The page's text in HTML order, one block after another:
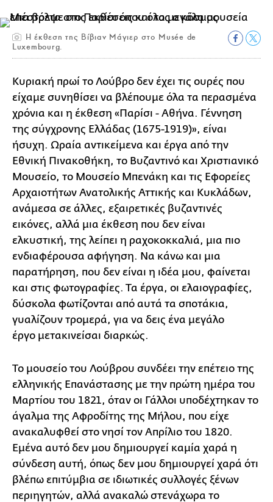
Η έκθεση της Βίβιαν Μάγιερ στο Musée de
Luxembourg.
Κυριακή πρωί το Λούβρο δεν έχει τις ουρές που
είχαμε συνηθίσει να βλέπουμε όλα τα περασμένα
χρόνια και η έκθεση «Παρίσι - Αθήνα. Γέννηση
της σύγχρονης Ελλάδας (1675-1919)», είναι
ήσυχη. Ωραία αντικείμενα και έργα από την
Εθνική Πινακοθήκη, το Βυζαντινό και Χριστιανικό
Μουσείο, το Μουσείο Μπενάκη και τις Εφορείες
Αρχαιοτήτων Ανατολικής Αττικής και Κυκλάδων,
ανάμεσα σε άλλες, εξαιρετικές βυζαντινές
εικόνες, αλλά μια έκθεση που δεν είναι
ελκυστική, της λείπει η ραχοκοκκαλιά, μια πιο
ενδιαφέρουσα αφήγηση. Να κάνω και μια
παρατήρηση, που δεν είναι η ιδέα μου, φαίνεται
και στις φωτογραφίες. Τα έργα, οι ελαιογραφίες,
δύσκολα φωτίζονται από αυτά τα σποτάκια,
γυαλίζουν τρομερά, για να δεις ένα μεγάλο
έργο μετακινείσαι διαρκώς.
Το μουσείο του Λούβρου συνδέει την επέτειο της
ελληνικής Επανάστασης με την πρώτη ημέρα του
Μαρτίου του 1821, όταν οι Γάλλοι υποδέχτηκαν το
άγαλμα της Αφροδίτης της Μήλου, που είχε
ανακαλυφθεί στο νησί τον Απρίλιο του 1820.
Εμένα αυτό δεν μου δημιουργεί καμία χαρά η
σύνδεση αυτή, όπως δεν μου δημιουργεί χαρά ότι
βλέπω επιτύμβια σε ιδιωτικές συλλογές ξένων
περιηγητών, αλλά ανακαλώ στενάχωρα το